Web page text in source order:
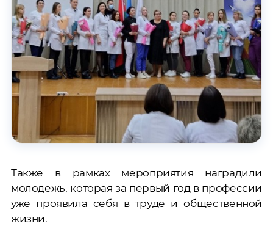
Также в рамках мероприятия наградили
молодежь, которая за первый год в профессии
уже проявила себя в труде и общественной
жизни.